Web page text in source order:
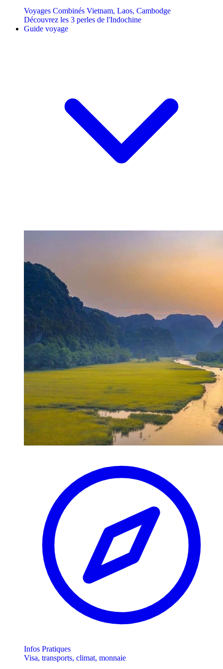
Voyages Combinés Vietnam, Laos, Cambodge
Découvrez les 3 perles de l'Indochine
Guide voyage
Infos Pratiques
Visa, transports, climat, monnaie